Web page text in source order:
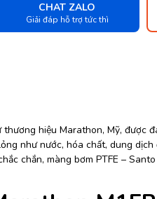
CHAT ZALO
Giải đáp hỗ trợ tức thì
hiệu Marathon, Mỹ, được
như nước, hóa chất, dung
chắn, màng bơm PTFE –